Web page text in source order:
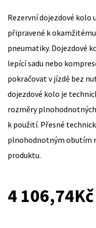
Rezervní dojezdové
připravené k
pneumatiky. Dojezdové
lepící sadu nebo
pokračovat v jízdě bez
dojezdové kolo je
rozměry
k použití. Přesné
plnohodnotným obutím
produktu.
4 106,74Kč